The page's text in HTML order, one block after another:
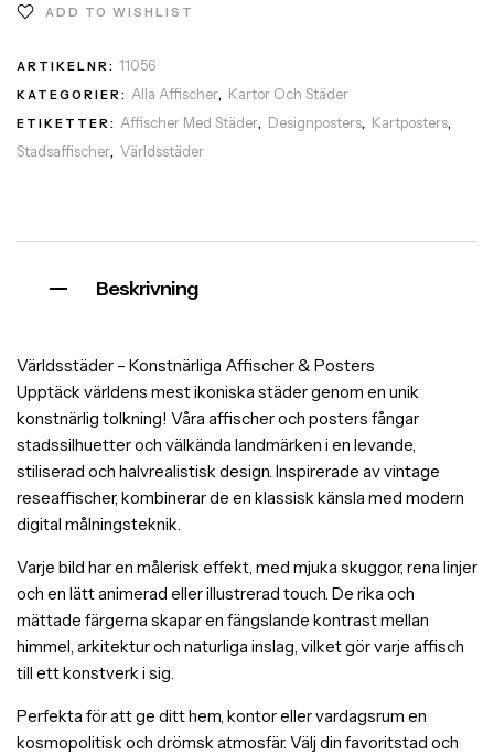
ADD TO WISHLIST
ARTIKELNR: 11056
KATEGORIER: Alla Affischer, Kartor Och Städer
ETIKETTER: Affischer Med Städer, Designposters, Kartposters,
Stadsaffischer, Världsstäder
Beskrivning
Världsstäder – Konstnärliga Affischer & Posters
Upptäck världens mest ikoniska städer genom en unik
konstnärlig tolkning! Våra affischer och posters fångar
stadssilhuetter och välkända landmärken i en levande,
stiliserad och halvrealistisk design. Inspirerade av vintage
reseaffischer, kombinerar de en klassisk känsla med modern
digital målningsteknik.
Varje bild har en målerisk effekt, med mjuka skuggor, rena linjer
och en lätt animerad eller illustrerad touch. De rika och
mättade färgerna skapar en fängslande kontrast mellan
himmel, arkitektur och naturliga inslag, vilket gör varje affisch
till ett konstverk i sig.
Perfekta för att ge ditt hem, kontor eller vardagsrum en
kosmopolitisk och drömsk atmosfär. Välj din favoritstad och